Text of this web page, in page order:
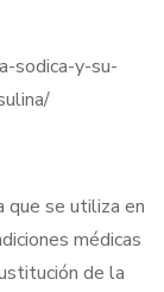
sodica-y-su-
que se utiliza en
médicas
de la